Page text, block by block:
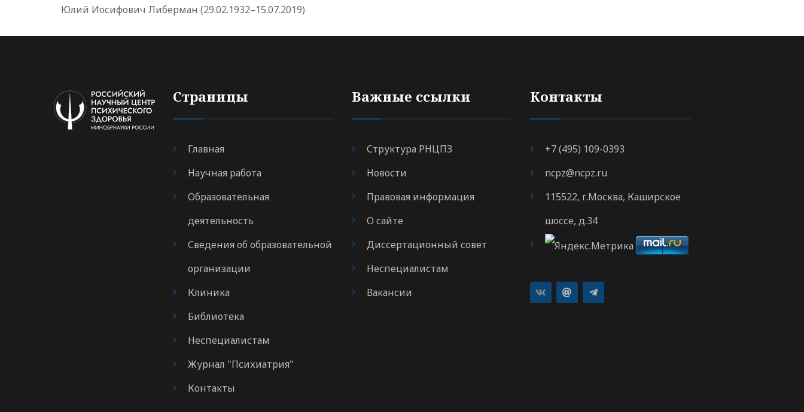
Юлий Иосифович Либерман (29.02.1932–15.07.2019)
Страницы
Главная
Научная работа
Образовательная
деятельность
Сведения об образовательной
организации
Клиника
Библиотека
Неспециалистам
Журнал "Психиатрия"
Контакты
Важные ссылки
Структура РНЦПЗ
Новости
Правовая информация
О сайте
Диссертационный совет
Неспециалистам
Вакансии
Контакты
+7 (495) 109-0393
ncpz@ncpz.ru
115522, г.Москва, Каширское
шоссе, д.34